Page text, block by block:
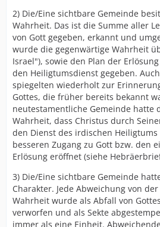
2) Die/Eine sichtbare Gemeinde
Wahrheit. Das ist die Summe aller
von Gott gegeben, erkannt und
wurde die gegenwärtige Wahrheit
Israel"), sowie den Plan der
den Heiligtumsdienst gegeben.
spiegelten wiederholt zur
Gottes, die früher bereits bekannt
neutestamentliche Gemeinde hatte
Wahrheit, dass Christus durch
den Dienst des irdischen
besseren Zugang zu Gott bzw. den
Erlösung eröffnet (siehe
3) Die/Eine sichtbare Gemeinde
Charakter. Jede Abweichung von
Wahrheit wurde als Abfall von
verworfen und als Sekte
immer als eine Einheit.